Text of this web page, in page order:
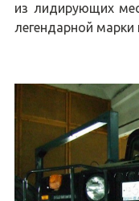
из лидирующих
легендарной марки